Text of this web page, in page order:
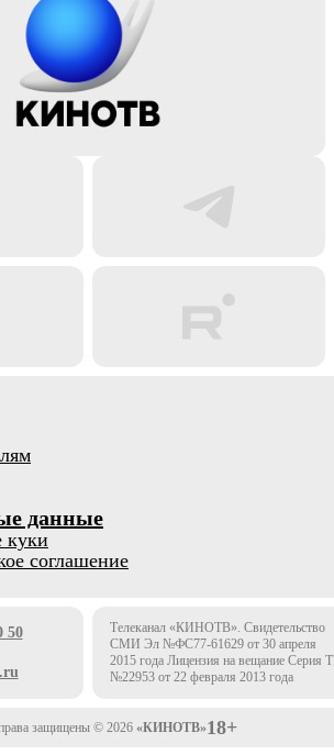
данные
куки
соглашение
50
Телеканал «КИНОТВ». Свидетельство
СМИ Эл №ФС77-61629 от 30 апреля
2015 года Лицензия на вещание Серия
№22953 от 22 февраля 2013 года
защищены © 2026 «КИНОТВ»18+